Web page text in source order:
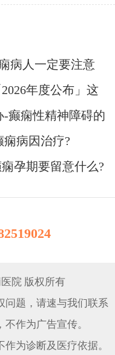
病人一定要注意
年度公布」这
!
-癫痫性精神障碍的
病因治疗?
孕期要留意什么?
院 版权所有
问题，请速与我们联系
作为广告宣传。
为诊断及医疗依据。